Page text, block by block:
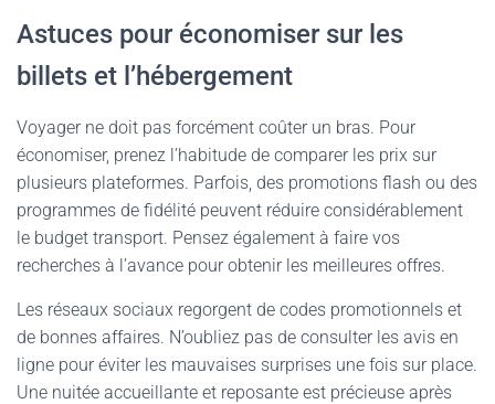
Astuces pour économiser sur les
billets et l’hébergement
Voyager ne doit pas forcément coûter un bras. Pour
économiser, prenez l’habitude de comparer les prix sur
plusieurs plateformes. Parfois, des promotions flash ou des
programmes de fidélité peuvent réduire considérablement
le budget transport. Pensez également à faire vos
recherches à l’avance pour obtenir les meilleures offres.
Les réseaux sociaux regorgent de codes promotionnels et
de bonnes affaires. N’oubliez pas de consulter les avis en
ligne pour éviter les mauvaises surprises une fois sur place.
Une nuitée accueillante et reposante est précieuse après